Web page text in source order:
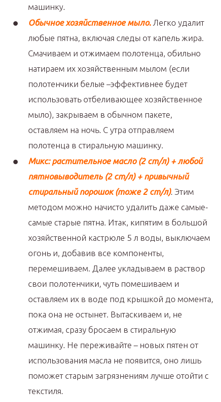
машинку.
Обычное хозяйственное мыло. Легко удалит
любые пятна, включая следы от капель жира.
Смачиваем и отжимаем полотенца, обильно
натираем их хозяйственным мылом (если
полотенчики белые –эффективнее будет
использовать отбеливающее хозяйственное
мыло), закрываем в обычном пакете,
оставляем на ночь. С утра отправляем
полотенца в стиральную машинку.
Микс: растительное масло (2 ст/л) + любой
пятновыводитель (2 ст/л) + привычный
стиральный порошок (тоже 2 ст/л). Этим
методом можно начисто удалить даже самые-
самые старые пятна. Итак, кипятим в большой
хозяйственной кастрюле 5 л воды, выключаем
огонь и, добавив все компоненты,
перемешиваем. Далее укладываем в раствор
свои полотенчики, чуть помешиваем и
оставляем их в воде под крышкой до момента,
пока она не остынет. Вытаскиваем и, не
отжимая, сразу бросаем в стиральную
машинку. Не переживайте – новых пятен от
использования масла не появится, оно лишь
поможет старым загрязнениям лучше отойти с
текстиля.